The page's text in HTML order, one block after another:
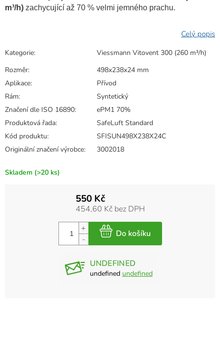
Skladem (>20 ks)
m³/h) zachycující až 70 % velmi jemného prachu.
Kategorie:
Viessmann Vitovent 300 (260 m³/h)
Rozměr:
498x238x24 mm
Aplikace:
Přívod
Rám:
Syntetický
Značení dle ISO 16890:
ePM1 70%
Produktová řada:
SafeLuft Standard
Kód produktu:
SFISUN498X238X24C
Originální značení výrobce: 3002018
550 Kč
454,60 Kč bez DPH
UNDEFINED
undefined undefined